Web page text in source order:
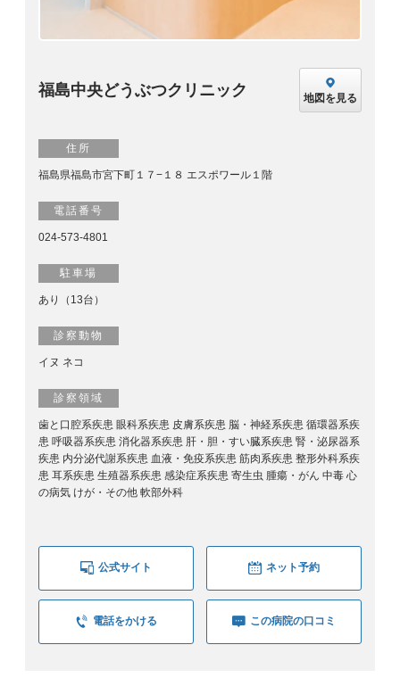
福島中央どうぶつクリニック 地図を見る
住所
福島県福島市宮下町１７−１８ エスポワール１階
電話番号
024-573-4801
駐車場
あり（13台）
診察動物
イヌ ネコ
診察領域
歯と口腔系疾患 眼科系疾患 皮膚系疾患 脳・神経系疾患 循環器系疾
患 呼吸器系疾患 消化器系疾患 肝・胆・すい臓系疾患 腎・泌尿器系
疾患 内分泌代謝系疾患 血液・免疫系疾患 筋肉系疾患 整形外科系疾
患 耳系疾患 生殖器系疾患 感染症系疾患 寄生虫 腫瘍・がん 中毒 心
の病気 けが・その他 軟部外科
公式サイト ネット予約
電話をかける この病院の口コミ